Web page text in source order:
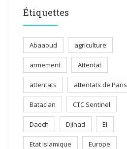
Étiquettes
Abaaoud agriculture
armement Attentat
attentats attentats de Paris
Bataclan CTC Sentinel
Daech Djihad EI
Etat islamique Europe